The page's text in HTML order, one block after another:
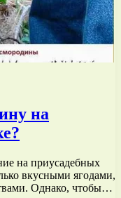
на
на приусадебных
вкусными ягодами,
Однако, чтобы…